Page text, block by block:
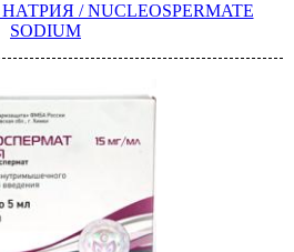
/ NUCLEOSPERMATE
SODIUM